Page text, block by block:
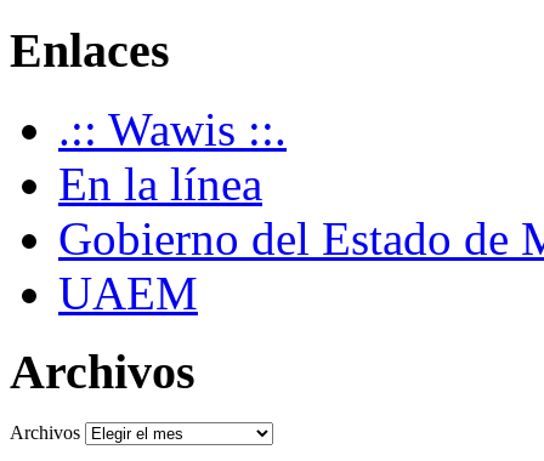
Enlaces
.:: Wawis ::.
En la línea
Gobierno del Estado de
UAEM
Archivos
Archivos